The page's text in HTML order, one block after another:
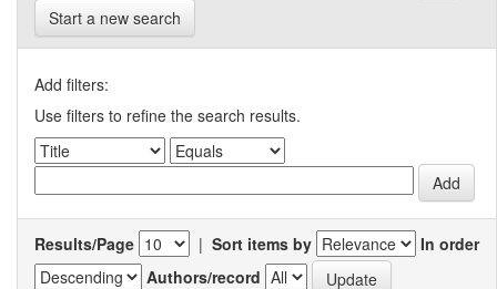
Start a new search
Add filters:
Use filters to refine the search results.
Results/Page | Sort items by
In order
Authors/record